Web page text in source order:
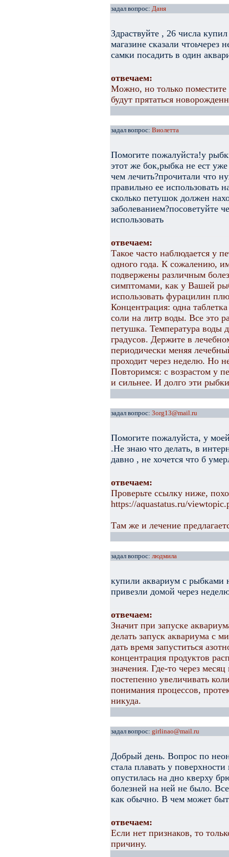
задал вопрос: Даня
Здраствуйте , 26 числа
магазине сказали
самки посадить в один
отвечаем:
Можно, но только
будут прятаться
задал вопрос: Виолетта
Помогите пожалуйста!у
этот же бок,рыбка не ест
чем лечить?прочитали что
правильно ее использовать
сколько петушок должен
заболеванием?посоветуйте
использовать
отвечаем:
Такое часто наблюдается у
одного года. К сожалению,
подвержены различным
симптомами, как у Вашей
использовать фурацилин
Концентрация: одна
соли на литр воды. Все это
петушка. Температура воды
градусов. Держите в
периодически меняя
проходит через неделю. Но
Повторимся: с возрастом у
и сильнее. И долго эти
задал вопрос: 3org13@mail.ru
Помогите пожалуйста, у
.Не знаю что делать, в
давно , не хочется что б
отвечаем:
Проверьте ссылку ниже,
https://aquastatus.ru/
Там же и лечение
задал вопрос: людмила
купили аквариум с рыбками
привезли домой через
отвечаем:
Значит при запуске
делать запуск аквариума с
дать время запуститься
концентрация продуктов
значения. Где-то через
постепенно увеличивать
понимания процессов,
никуда.
задал вопрос: girlinao@mail.ru
Добрый день. Вопрос по
стала плавать у поверхности
опустилась на дно кверху
болезней на ней не было.
как обычно. В чем может
отвечаем:
Если нет признаков, то
причину.